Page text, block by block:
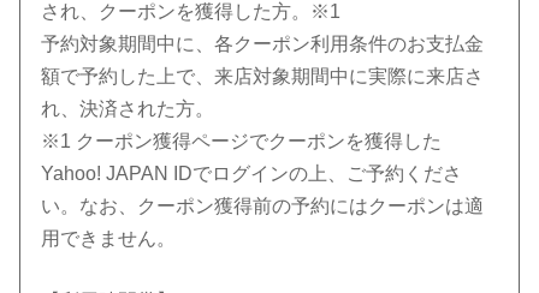
され、クーポンを獲得した方。※1
予約対象期間中に、各クーポン利用条件のお支払金
額で予約した上で、来店対象期間中に実際に来店さ
れ、決済された方。
※1 クーポン獲得ページでクーポンを獲得した
Yahoo! JAPAN IDでログインの上、ご予約くださ
い。なお、クーポン獲得前の予約にはクーポンは適
用できません。